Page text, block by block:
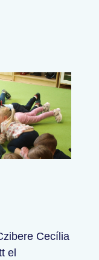
Cecília
el